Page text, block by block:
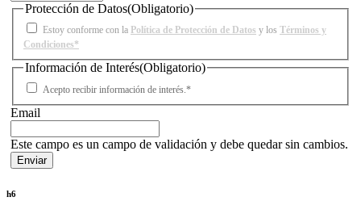
Protección de Datos(Obligatorio)
Estoy conforme con la Política de Protección de Datos y los Términos y
Condiciones*
Información de Interés(Obligatorio)
Acepto recibir información de interés.*
Email
Este campo es un campo de validación y debe quedar sin cambios.
h6